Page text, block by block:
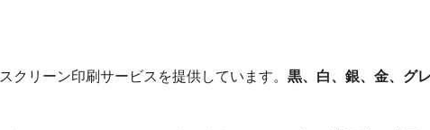
クリーン印刷サービスを提供しています。 黒、白、銀、金、グ